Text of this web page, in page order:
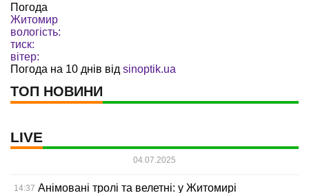
Погода
Житомир
вологість:
тиск:
вітер:
Погода на 10 днів від sinoptik.ua
ТОП НОВИНИ
LIVE
04.07.2025
14:37 Анімовані тролі та велетні: у Житомирі